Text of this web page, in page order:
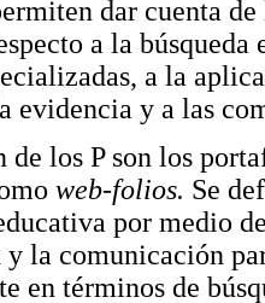
dar cuenta
a la
a la
evidencia y a las
de los P son los
web-folios. Se
por medio
la comunicación
en términos de